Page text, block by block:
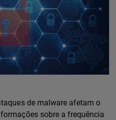
de malware afetam o
sobre a frequência